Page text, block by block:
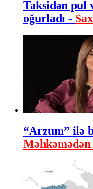
Taksidən pul
oğurladı -
“Arzum” ilə